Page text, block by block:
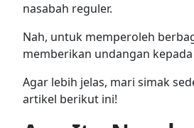
nasabah reguler.
Nah, untuk memperoleh
memberikan undangan
Agar lebih jelas, mari simak
artikel berikut ini!